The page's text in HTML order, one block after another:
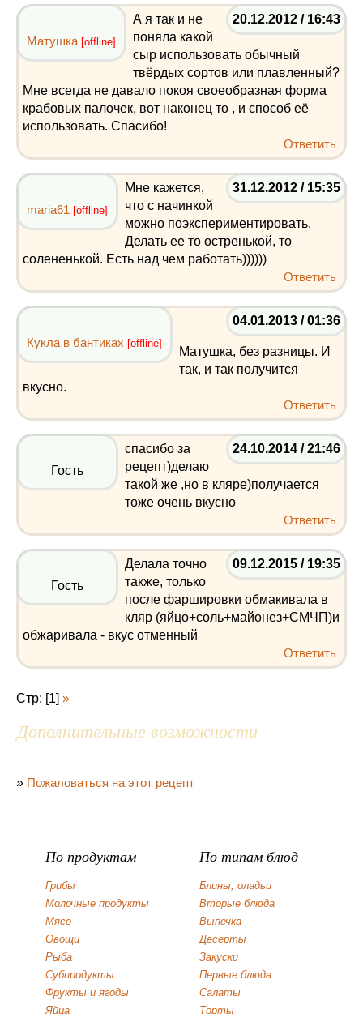
20.12.2012 / 16:43
Матушка [offline]
А я так и не
поняла какой
сыр использовать обычный
твёрдых сортов или плавленный?
Мне всегда не давало покоя своеобразная форма
крабовых палочек, вот наконец то , и способ её
использовать. Спасибо!
Ответить
31.12.2012 / 15:35
maria61 [offline]
Мне кажется,
что с начинкой
можно поэкспериментировать.
Делать ее то остренькой, то
солененькой. Есть над чем работать))))))
Ответить
04.01.2013 / 01:36
Кукла в бантиках [offline]
Матушка, без разницы. И
так, и так получится
вкусно.
Ответить
24.10.2014 / 21:46
Гость
спасибо за
рецепт)делаю
такой же ,но в кляре)получается
тоже очень вкусно
Ответить
09.12.2015 / 19:35
Гость
Делала точно
также, только
после фаршировки обмакивала в
кляр (яйцо+соль+майонез+СМЧП)и
обжаривала - вкус отменный
Ответить
Стр: [1] »
Дополнительные возможности
» Пожаловаться на этот рецепт
По продуктам
Грибы
Молочные продукты
Мясо
Овощи
Рыба
Субпродукты
Фрукты и ягоды
Яйца
По типам блюд
Блины, оладьи
Вторые блюда
Выпечка
Десерты
Закуски
Первые блюда
Салаты
Торты